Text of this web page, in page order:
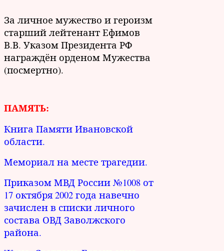
За личное мужество и героизм
старший лейтенант Ефимов
В.В. Указом Президента РФ
награждён орденом Мужества
(посмертно).
ПАМЯТЬ:
Книга Памяти Ивановской
области.
Мемориал на месте трагедии.
Приказом МВД России №1008 от
17 октября 2002 года навечно
зачислен в списки личного
состава ОВД Заволжского
района.